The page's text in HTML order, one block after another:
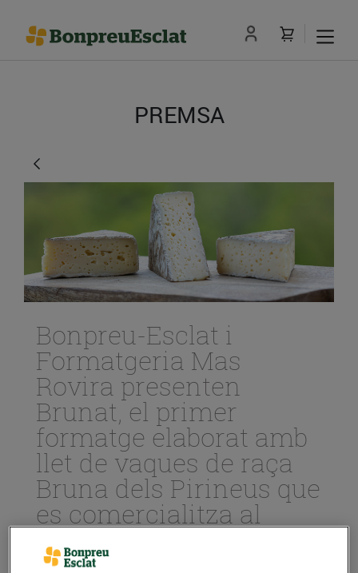
PREMSA
Bonpreu-Esclat i
Formatgeria Mas
Rovira presenten
Brunat, el primer
formatge elaborat amb
llet de vaques de raça
Bruna dels Pirineus que
es comercialitza al
gran consum
10/de juliol/2024